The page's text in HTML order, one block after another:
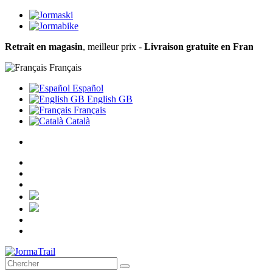
Retrait en magasin, meilleur prix - Livraison gratuite en
Français
Español
English GB
Français
Català